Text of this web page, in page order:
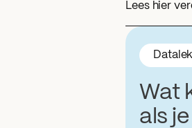
Lees hier
Wat
als